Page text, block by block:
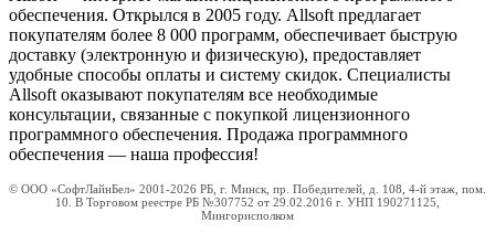
обеспечения. Открылся в 2005 году. Allsoft предлагает
покупателям более 8 000 программ, обеспечивает быструю
доставку (электронную и физическую), предоставляет
удобные способы оплаты и систему скидок. Специалисты
Allsoft оказывают покупателям все необходимые
консультации, связанные с покупкой лицензионного
программного обеспечения. Продажа программного
обеспечения — наша профессия!
© ООО «СофтЛайнБел» 2001-2026 РБ, г. Минск, пр. Победителей, д. 108, 4-й этаж, пом.
10. В Торговом реестре РБ №307752 от 29.02.2016 г. УНП 190271125,
Мингорисполком